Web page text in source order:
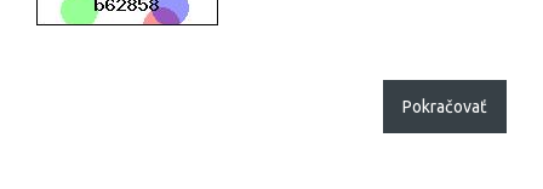
Pokračovať